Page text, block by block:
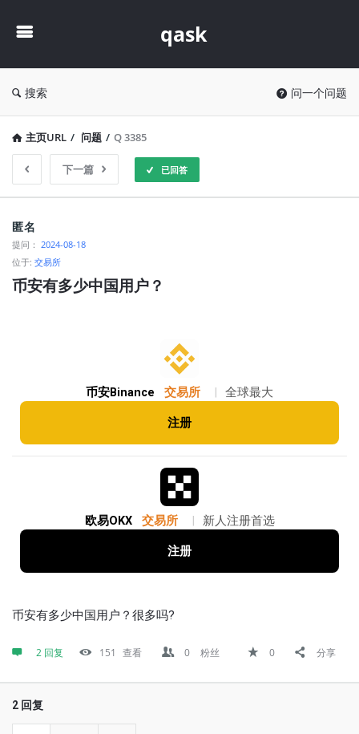
qask
搜索 问一个问题
主页URL / 问题 / Q 3385
下一篇 已回答
qask
最
新
问
匿名
提问： 2024-08-18
位于: 交易所
币安有多少中国用户？
币安Binance 交易所 全球最大
注册
欧易OKX 交易所 新人注册首选
注册
币安有多少中国用户？很多吗?
2 回复 151 查看 0 粉丝 0 分享
2 回复